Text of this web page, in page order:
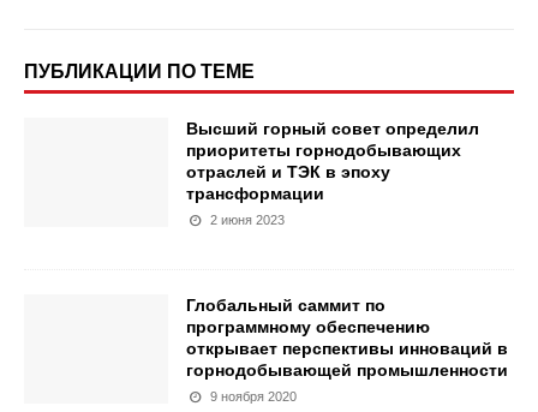
ПУБЛИКАЦИИ ПО ТЕМЕ
Высший горный совет определил
приоритеты горнодобывающих
отраслей и ТЭК в эпоху
трансформации
2 июня 2023
Глобальный саммит по
программному обеспечению
открывает перспективы инноваций в
горнодобывающей промышленности
9 ноября 2020